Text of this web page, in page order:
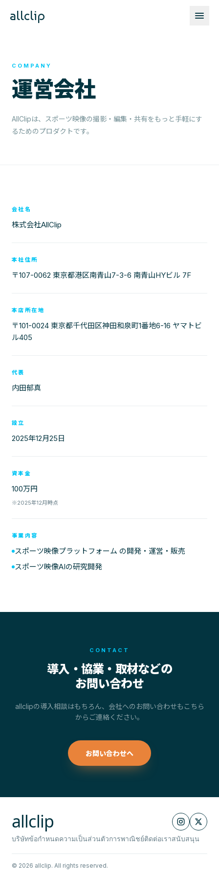
allclip
COMPANY
運営会社
AllClipは、スポーツ映像の撮影・編集・共有をもっと手軽にす
るためのプロダクトです。
会社名
株式会社AllClip
本社住所
〒107-0062 東京都港区南青山7-3-6 南青山HYビル 7F
本店所在地
〒101-0024 東京都千代田区神田和泉町1番地6-16 ヤマトビ
ル405
代表
内田郁真
設立
2025年12月25日
資本金
100万円
※2025年12月時点
事業内容
スポーツ映像プラットフォーム の開発・運営・販売
スポーツ映像AIの研究開発
CONTACT
導入・協業・取材などの
お問い合わせ
allclipの導入相談はもちろん、会社へのお問い合わせもこちら
からご連絡ください。
お問い合わせへ
allclip
บริษัทข้อกำหนดความเป็นส่วนตัวการพาณิชย์ติดต่อเราสนับสนุน
© 2026 allclip. All rights reserved.